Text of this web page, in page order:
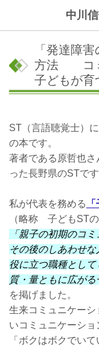
中川
「発達障
方法 コミ
子どもが
ST（言語聴覚士）
の本です。
著者である原哲也
った長野県のSTです
私が代表を務める
（略称 子どもST
「親子の初期のコ
その後のしあわせ
役に立つ職種とし
質・量ともに広がる
を掲げました。
生来コミュニケーシ
いコミュニケーショ
「ボクはボクでい